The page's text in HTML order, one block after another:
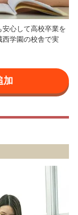
心して高校卒業を
西学園の校舎で実